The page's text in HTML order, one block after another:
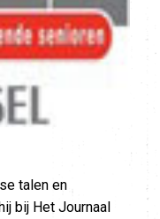
talen en
bij Het Journaal